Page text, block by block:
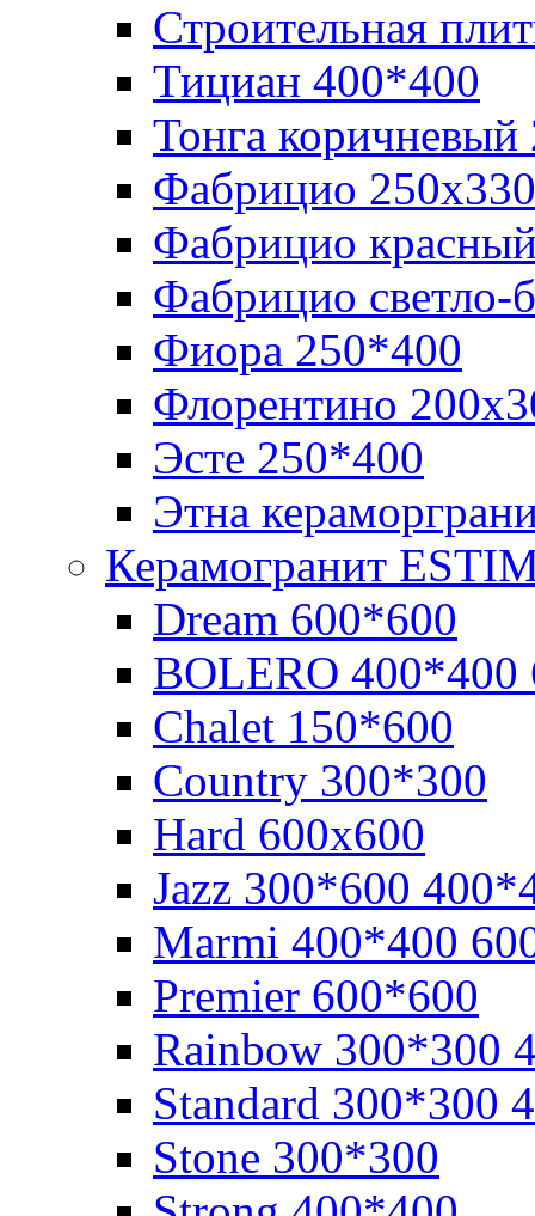
Строительная
Тициан 400*400
Тонга коричневый
Фабрицио 250х330
Фабрицио
Фабрицио светло-
Фиора 250*400
Флорентино
Эсте 250*400
Этна
Керамогранит
Dream 600*600
BOLERO 400*400
Chalet 150*600
Cоuntry 300*300
Hard 600x600
Jazz 300*600
Marmi 400*400
Premier 600*600
Rainbow 300*300
Standard 300*300
Stone 300*300